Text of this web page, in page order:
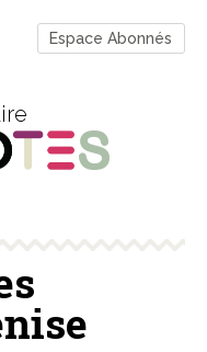
Espace Abonnés